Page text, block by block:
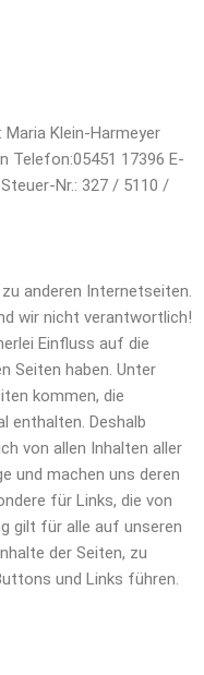
Klein-Harmeyer
Telefon:05451 17396 E-
Nr.: 327 / 5110 /
anderen Internetseiten.
wir nicht verantwortlich!
Einfluss auf die
Seiten haben. Unter
kommen, die
enthalten. Deshalb
von allen Inhalten aller
und machen uns deren
für Links, die von
gilt für alle auf unseren
der Seiten, zu
und Links führen.